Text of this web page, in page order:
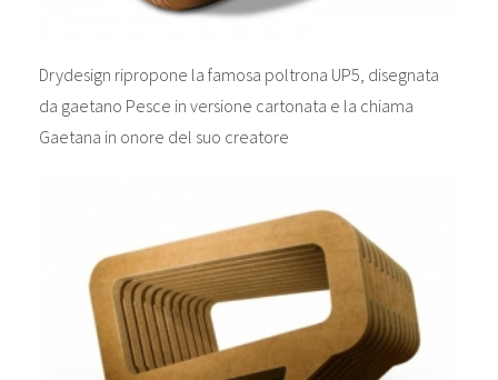
Drydesign ripropone la famosa poltrona UP5, disegnata
da gaetano Pesce in versione cartonata e la chiama
Gaetana in onore del suo creatore